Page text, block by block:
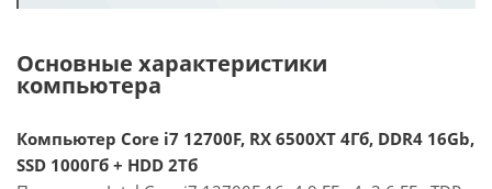
Основные характеристики
компьютера
Компьютер Core i7 12700F, RX 6500XT 4Гб, DDR4 16Gb,
SSD 1000Гб + HDD 2Тб